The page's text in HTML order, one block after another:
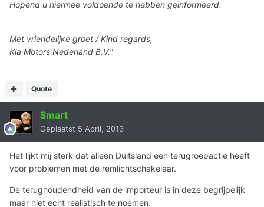
Hopend u hiermee voldoende te hebben geïnformeerd.
Met vriendelijke groet / Kind regards,
Kia Motors Nederland B.V."
Quote
Smart
Geplaatst 5 April, 2013
Het lijkt mij sterk dat alleen Duitsland een terugroepactie heeft
voor problemen met de remlichtschakelaar.
De terughoudendheid van de importeur is in deze begrijpelijk
maar niet echt realistisch te noemen.